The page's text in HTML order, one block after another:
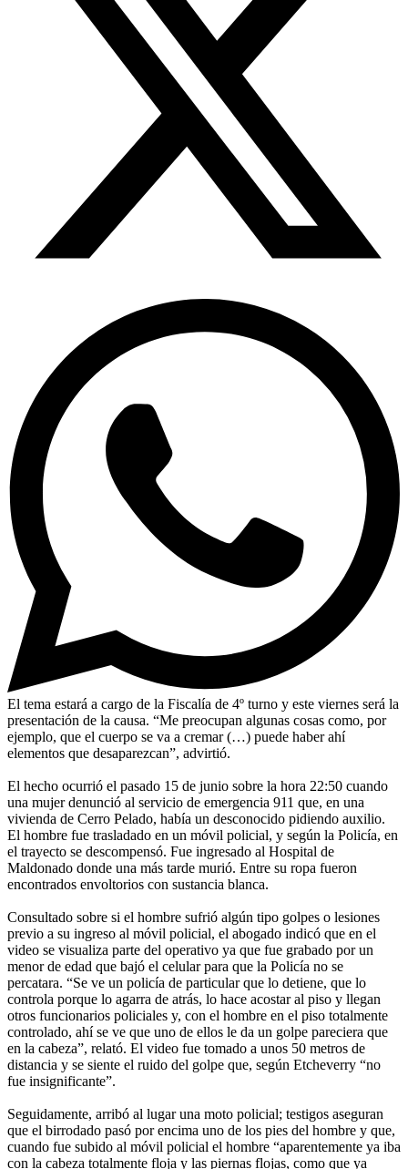
El tema estará a cargo de la Fiscalía de 4º turno y este viernes será la
presentación de la causa. “Me preocupan algunas cosas como, por
ejemplo, que el cuerpo se va a cremar (…) puede haber ahí
elementos que desaparezcan”, advirtió.
El hecho ocurrió el pasado 15 de junio sobre la hora 22:50 cuando
una mujer denunció al servicio de emergencia 911 que, en una
vivienda de Cerro Pelado, había un desconocido pidiendo auxilio.
El hombre fue trasladado en un móvil policial, y según la Policía, en
el trayecto se descompensó. Fue ingresado al Hospital de
Maldonado donde una más tarde murió. Entre su ropa fueron
encontrados envoltorios con sustancia blanca.
Consultado sobre si el hombre sufrió algún tipo golpes o lesiones
previo a su ingreso al móvil policial, el abogado indicó que en el
video se visualiza parte del operativo ya que fue grabado por un
menor de edad que bajó el celular para que la Policía no se
percatara. “Se ve un policía de particular que lo detiene, que lo
controla porque lo agarra de atrás, lo hace acostar al piso y llegan
otros funcionarios policiales y, con el hombre en el piso totalmente
controlado, ahí se ve que uno de ellos le da un golpe pareciera que
en la cabeza”, relató. El video fue tomado a unos 50 metros de
distancia y se siente el ruido del golpe que, según Etcheverry “no
fue insignificante”.
Seguidamente, arribó al lugar una moto policial; testigos aseguran
que el birrodado pasó por encima uno de los pies del hombre y que,
cuando fue subido al móvil policial el hombre “aparentemente ya iba
con la cabeza totalmente floja y las piernas flojas, como que ya